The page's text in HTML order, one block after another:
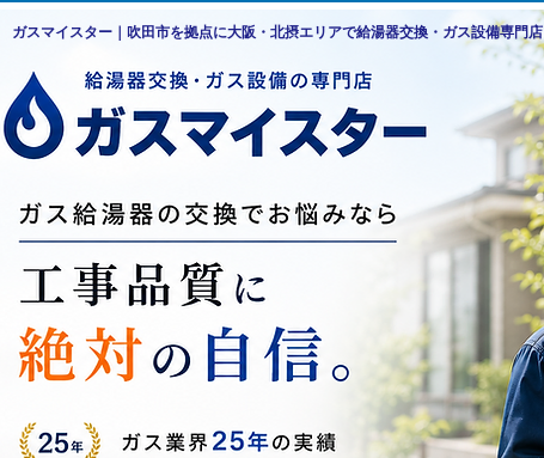
ガスマイスター｜吹田市を拠点に大阪・北摂エリアで給湯器交換・ガス設備専